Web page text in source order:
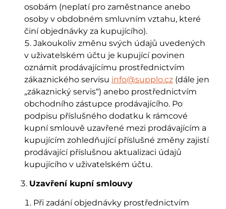
osobám (neplatí pro zaměstnance anebo
osoby v obdobném smluvním vztahu, které
činí objednávky za kupujícího).
Jakoukoliv změnu svých údajů uvedených
v uživatelském účtu je kupující povinen
oznámit prodávajícímu prostřednictvím
zákaznického servisu info@supplo.cz (dále jen
„zákaznický servis“) anebo prostřednictvím
obchodního zástupce prodávajícího. Po
podpisu příslušného dodatku k rámcové
kupní smlouvě uzavřené mezi prodávajícím a
kupujícím zohledňující příslušné změny zajistí
prodávající příslušnou aktualizaci údajů
kupujícího v uživatelském účtu.
Uzavření kupní smlouvy
Při zadání objednávky prostřednictvím